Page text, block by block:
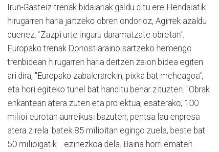
Irun-Gasteiz trenak bidaiariak galdu ditu ere Hendaiatik
hirugarren haria jartzeko obren ondorioz, Agirrek azaldu
duenez. "Zazpi urte inguru daramatzate obretan".
Europako trenak Donostiaraino sartzeko hemengo
trenbidean hirugarren haria deitzen zaion bidea egiten
ari dira, "Europako zabalerarekin, pixka bat meheagoa",
eta hori egiteko tunel bat handitu behar zituzten. "Obrak
enkantean atera zuten eta proiektua, esaterako, 100
milioi eurotan aurreikusi bazuten, pentsa lau enpresa
atera zirela: batek 85 milioitan egingo zuela, beste bat
50 milioigatik… ezinezkoa dela. Baina horri ematen